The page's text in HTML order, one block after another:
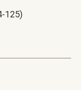
125)